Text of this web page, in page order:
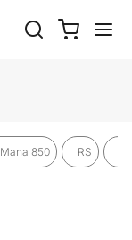
Mana 850 RS